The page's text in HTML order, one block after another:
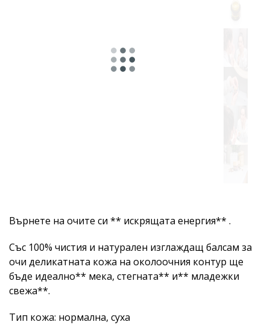
Върнете на очите си ** искрящата енергия** .
Със 100% чистия и натурален изглаждащ балсам за
очи деликатната кожа на околоочния контур ще
бъде идеално** мека, стегната** и** младежки
свежа**.
Тип кожа: нормална, суха